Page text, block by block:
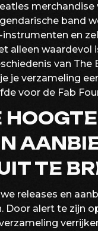
band
instrumenten en
alleen
van The
je verzameling
voor de Fab
TE
releases en
Door alert te zijn